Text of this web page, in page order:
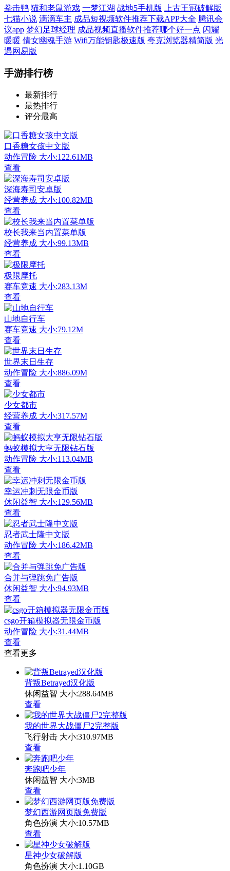
拳击鸭 猫和老鼠游戏 一梦江湖 战地5手机版
上古王冠破解版
七猫小说 滴滴车主 成品短视频软件推荐下载APP大全 腾讯会
议app 梦幻足球经理 成品视频直播软件推荐哪个好一点 闪耀
暖暖 倩女幽魂手游 Wifi万能钥匙极速版 夸克浏览器精简版 光
遇网易版
手游排行榜
最新排行
最热排行
评分最高
口香糖女孩中文版
动作冒险 大小:122.61MB
查看
深海寿司安卓版
经营养成 大小:100.82MB
查看
校长我来当内置菜单版
经营养成 大小:99.13MB
查看
极限摩托
赛车竞速 大小:283.13M
查看
山地自行车
赛车竞速 大小:79.12M
查看
世界末日生存
动作冒险 大小:886.09M
查看
少女都市
经营养成 大小:317.57M
查看
蚂蚁模拟大亨无限钻石版
动作冒险 大小:113.04MB
查看
幸运冲刺无限金币版
休闲益智 大小:129.56MB
查看
忍者武士隆中文版
动作冒险 大小:186.42MB
查看
合并与弹跳免广告版
休闲益智 大小:94.93MB
查看
csgo开箱模拟器无限金币版
动作冒险 大小:31.44MB
查看
查看更多
背叛Betrayed汉化版
休闲益智 大小:288.64MB
查看
我的世界大战僵尸2完整版
飞行射击 大小:310.97MB
查看
奔跑吧少年
休闲益智 大小:3MB
查看
梦幻西游网页版免费版
角色扮演 大小:10.57MB
查看
星神少女破解版
角色扮演 大小:1.10GB